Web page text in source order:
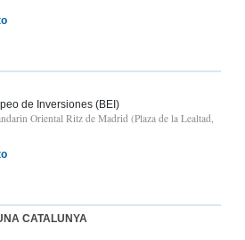
de Inversiones (BEI)
Oriental Ritz de Madrid (Plaza de la Lealtad,
CATALUNYA